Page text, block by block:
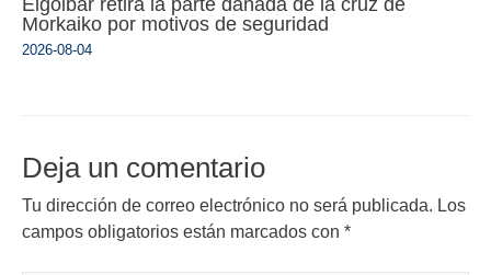
Morkaiko por motivos de seguridad
2026-08-04
Deja un comentario
Tu dirección de correo electrónico no será publicada. Los
campos obligatorios están marcados con *